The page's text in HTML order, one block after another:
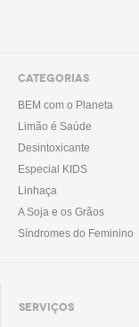
CATEGORIAS
BEM com o Planeta
Limão é Saúde
Desintoxicante
Especial KIDS
Linhaça
A Soja e os Grãos
Síndromes do Feminino
SERVIÇOS